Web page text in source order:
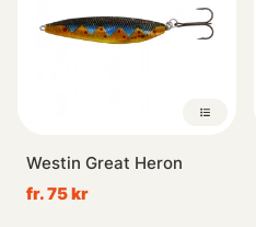
Westin Great Heron
fr. 75 kr